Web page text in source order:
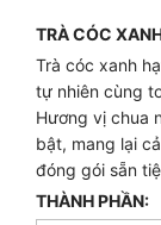
TRÀ CÓC
Trà cóc xanh
tự nhiên cùng
Hương vị chua
bật, mang lại
đóng gói sẵn
THÀNH PHẦN: